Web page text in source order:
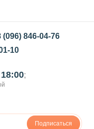
(096) 846-04-76
10
18:00;
Подписаться